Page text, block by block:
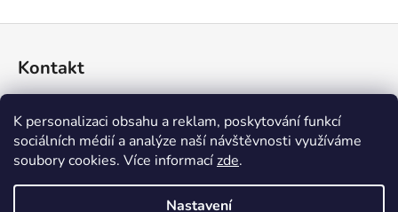
K personalizaci obsahu a reklam, poskytování funkcí
sociálních médií a analýze naší návštěvnosti využíváme
soubory cookies. Více informacízde.
Nastavení
u
p
a
Kontakt